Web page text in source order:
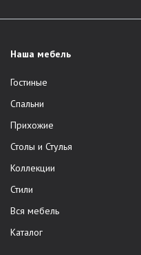
Наша мебель
Гостиные
Спальни
Прихожие
Столы и Стулья
Коллекции
Стили
Вся мебель
Каталог